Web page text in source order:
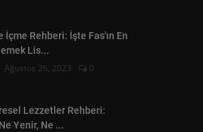
İçme Rehberi: İşte Fas'ın En
Lis...
Ağustos 26, 2023
0
Lezzetler Rehberi:
Yenir, Ne ...